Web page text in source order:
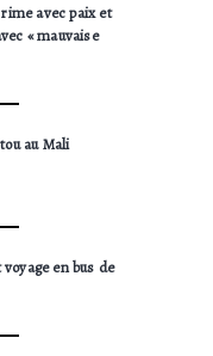
avec paix et
« mauvaise
au Mali
en bus de